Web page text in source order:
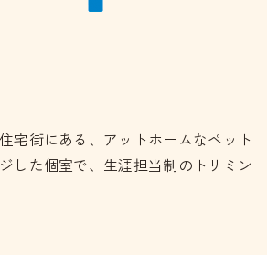
宅街にある、アットホームなペット
した個室で、生涯担当制のトリミン